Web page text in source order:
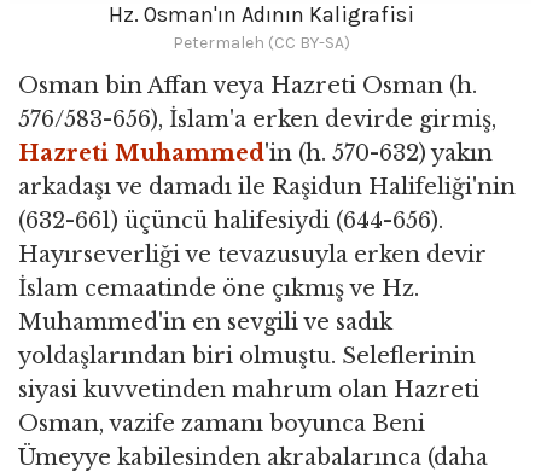
Hz. Osman'ın Adının Kaligrafisi
Petermaleh (CC BY-SA)
Osman bin Affan veya Hazreti Osman (h.
576/583-656), İslam'a erken devirde girmiş,
Hazreti Muhammed'in (h. 570-632) yakın
arkadaşı ve damadı ile Raşidun Halifeliği'nin
(632-661) üçüncü halifesiydi (644-656).
Hayırseverliği ve tevazusuyla erken devir
İslam cemaatinde öne çıkmış ve Hz.
Muhammed'in en sevgili ve sadık
yoldaşlarından biri olmuştu. Seleflerinin
siyasi kuvvetinden mahrum olan Hazreti
Osman, vazife zamanı boyunca Beni
Ümeyye kabilesinden akrabalarınca (daha